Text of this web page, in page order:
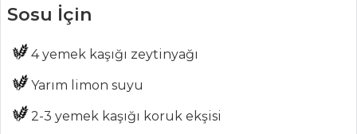
ŞEFİN TARİFLERİ
Tüm
Sosu İçin
4 yemek kaşığı zeytinyağı
Yarım limon suyu
2-3 yemek kaşığı koruk ekşisi